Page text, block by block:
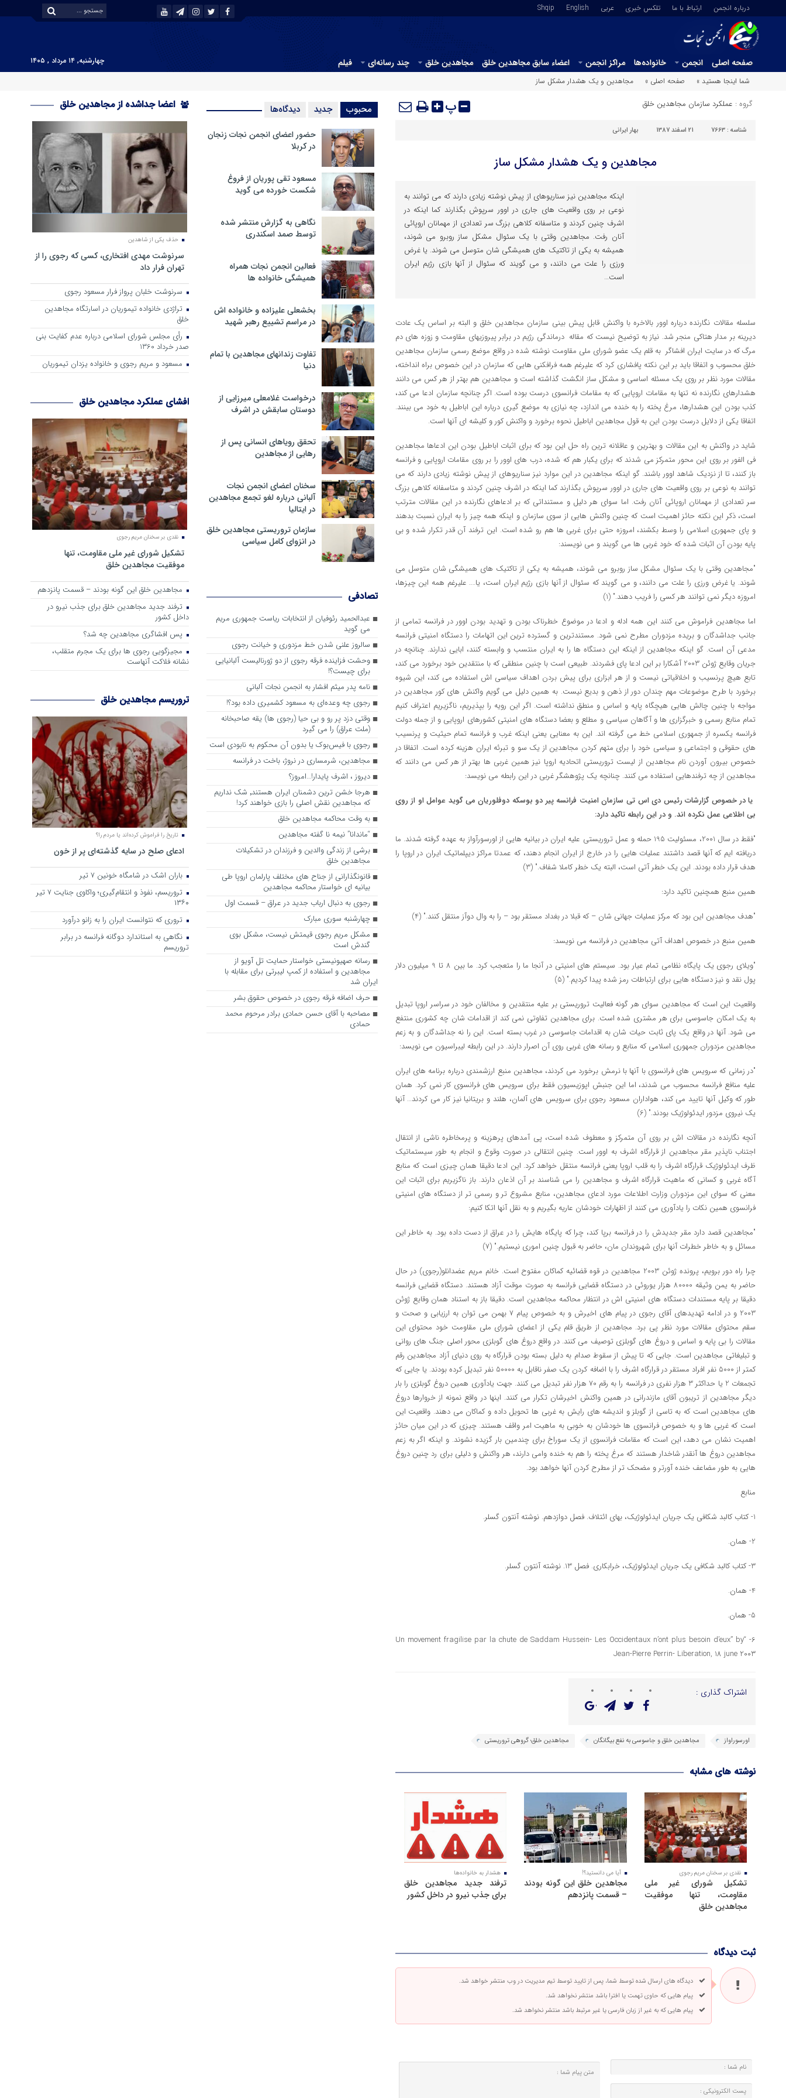
درباره انجمن ارتباط با ما تلکس خبری عربي English
Shqip
صفحه اصلی انجمن خانواده‌ها مراکز انجمن اعضاء سابق مجاهدین خلق مجاهدین خلق چند رسانه‌ای فیلم
چهارشنبه, ۱۴ مرداد , ۱۴۰۵
شما اینجا هستید »
صفحه اصلی » مجاهدین و یک هشدار مشکل ساز
گروه : عملکرد سازمان مجاهدین خلق پ
شناسه : 7663 21 اسفند 1387 بهار ایرانی
مجاهدین و یک هشدار مشکل ساز
اینکه مجاهدین نیز سناریوهای از پیش نوشته زیادی دارند که می توانند به
نوعی بر روی واقعیت های جاری در اوور سرپوش بگذارند کما اینکه در
اشرف چنین کردند و متاسفانه کلاهی بزرگ سر تعدادی از مهمانان اروپائی
آنان رفت. مجاهدین وقتی با یک سئوال مشکل ساز روبرو می شوند،
همیشه به یکی از تاکتیک های همیشگی شان متوسل می شوند. یا غرض
ورزی را علت می دانند، ‌و می گویند که سئوال از آنها بازی رژیم ایران
است…
سلسله مقالات نگارنده درباره اوور بالاخره با واکنش قابل پیش بینی سازمان مجاهدین خلق و البته بر اساس یک عادت
دیرینه بر مدار هتاکی منجر شد. نیاز به توضیح نیست که مقاله درماندگی رژیم در برابر پیروزیهای مقاومت و زوزه های دم
مرگ که در سایت ایران افشاگر به قلم یک عضو شورای ملی مقاومت نوشته شده در واقع موضع رسمی سازمان مجاهدین
خلق محسوب و اتفاقا باید بر این نکته پافشاری کرد که علیرغم همه فرافکنی هایی که سازمان در این خصوص براه انداخته،
مقالات مورد نظر بر روی یک مسئله اساسی و مشکل ساز انگشت گذاشته است و مجاهدین هم بهتر از هر کس می دانند
هشدارهای نگارنده نه تنها به مقامات اروپایی که به مقامات فرانسوی درست بوده است. اگر چنانچه سازمان ادعا می کند،
کذب بودن این هشدارها، مرغ پخته را به خنده می اندازد، چه نیازی به موضع گیری درباره این اباطیل به خود می بینند.
اتفاقا یکی از دلایل درست بودن این به قول مجاهدین اباطیل نحوه برخورد و واکنش کور و کلیشه ای آنها است.
شاید در واکنش به این مقالات و بهترین و عاقلانه ترین راه حل این بود که برای اثبات اباطیل بودن این ادعاها مجاهدین
فی الفور بر روی این محور متمرکز می شدند که برای یکبار هم که شده، درب های اوور را بر روی مقامات اروپایی و فرانسه
باز کنند، تا از نزدیک شاهد اوور باشند. گو اینکه مجاهدین در این موارد نیز سناریوهای از پیش نوشته زیادی دارند که می
توانند به نوعی بر روی واقعیت های جاری در اوور سرپوش بگذارند کما اینکه در اشرف چنین کردند و متاسفانه کلاهی بزرگ
سر تعدادی از مهمانان اروپائی آنان رفت. اما سوای هر دلیل و مستنداتی که بر ادعاهای نگارنده در این مقالات مترتب
است، ذکر این نکته حائز اهمیت است که چنین واکنش هایی از سوی سازمان و اینکه همه چیز را به ایران نسبت بدهند
و پای جمهوری اسلامی را وسط بکشند، امروزه حتی برای غربی ها هم رو شده است. این ترفند آن قدر تکرار شده و بی
پایه بودن آن اثبات شده که خود غربی ها می گویند و می نویسند:
"مجاهدین وقتی با یک سئوال مشکل ساز روبرو می شوند، همیشه به یکی از تاکتیک های همیشگی شان متوسل می
شوند. یا غرض ورزی را علت می دانند، ‌و می گویند که سئوال از آنها بازی رژیم ایران است، یا…. علیرغم همه این چیزها،
امروزه دیگر نمی توانند هر کسی را فریب دهند." (1)
اما مجاهدین فراموش می کنند این همه ادله و ادعا در موضوع خطرناک بودن و تهدید بودن اوور در فرانسه تمامی از
جانب جداشدگان و بریده مزدوران مطرح نمی شود. مستندترین و گسترده ترین این اتهامات را دستگاه امنیتی فرانسه
مدعی آن است. گو اینکه مجاهدین از اینکه این دستگاه ها را به ایران منتسب و وابسته کنند، ابایی ندارند. چنانچه در
جریان وقایع ژوئن 2003 آشکارا بر این ادعا پای فشردند. طبیعی است با چنین منطقی که با منتقدین خود برخورد می کند،
تابع هیچ پرنسیب و اخلاقیاتی نیست و از هر ابزاری برای پیش بردن اهداف سیاسی اش استفاده می کند، این شیوه
برخورد با طرح موضوعات مهم چندان دور از ذهن و بدیع نیست. به همین دلیل می گویم واکنش های کور مجاهدین در
مواجه با چنین چالش هایی هیچگاه پایه و اساس و منطق نداشته است. اگر این رویه را بپذیریم، ناگزیریم اعتراف کنیم
تمام منابع رسمی و خبرگزاری ها و آگاهان سیاسی و مطلع و بعضا دستگاه های امنیتی کشورهای اروپایی و از جمله دولت
فرانسه یکسره از جمهوری اسلامی خط می گرفته اند. این به معنایی یعنی اینکه غرب و فرانسه تمام حیثیت و پرنسیب
های حقوقی و اجتماعی و سیاسی خود را برای متهم کردن مجاهدین از یک سو و تبرئه ایران هزینه کرده است. اتفاقا در
خصوص بیرون آوردن نام مجاهدین از لیست تروریستی اتحادیه اروپا نیز همین غربی ها بهتر از هر کس می دانند که
مجاهدین از چه ترفندهایی استفاده می کنند. چنانچه یک پژوهشگر غربی در این رابطه می نویسد:
یا در خصوص گزارشات رئیس دی اس تی سازمان امنیت فرانسه پیر دو بوسکه دوفلوریان می گوید عوامل او از روی
بی اطلاعی عمل نکرده اند. و در این رابطه تاکید دارد:
"فقط در سال 2001، مسئولیت 195 حمله و عمل تروریستی علیه ایران در بیانیه هایی از اورسورآواز به عهده گرفته شدند. ما
دریافته ایم که آنها قصد داشتند عملیات هایی را در خارج از ایران انجام دهند،‌ که عمدتا مراکز دیپلماتیک ایران در اروپا را
هدف قرار داده بودند. این یک خطر آتی است، البته یک خطر کاملا شفاف." (3)
همین منبع همچنین تاکید دارد:
"هدف مجاهدین این بود که مرکز عملیات جهانی شان – که قبلا در بغداد مستقر بود – را به وال دوآز منتقل کنند." (4)
همین منبع در خصوص اهداف آتی مجاهدین در فرانسه می نویسد:
"ویلای رجوی یک پایگاه نظامی تمام عیار بود. سیستم های امنیتی در آنجا ما را متعجب کرد. ما بین 8 تا 9 میلیون دلار
پول نقد و نیز دستگاه هایی برای ارتباطات رمز شده پیدا کردیم." (5)
واقعیت این است که مجاهدین سوای هر گونه فعالیت تروریستی بر علیه منتقدین و مخالفان خود در سراسر اروپا تبدیل
به یک امکان جاسوسی برای هر مشتری شده است. برای مجاهدین تفاوتی نمی کند از اقدامات شان چه کشوری منتفع
می شود. آنها در واقع یک پای ثابت حیات شان به اقدامات جاسوسی در غرب بسته است. این را نه جداشدگان و به زعم
مجاهدین مزدوران جمهوری اسلامی که منابع و رسانه های غربی روی آن اصرار دارند. در این رابطه لیبراسیون می نویسد:
"در زمانی که سرویس های فرانسوی با آنها با نرمش برخورد می کردند، مجاهدین منبع ارزشمندی درباره برنامه های ایران
علیه منافع فرانسه محسوب می شدند، اما این جنبش اپوزیسیون فقط برای سرویس های فرانسوی کار نمی کرد. همان
طور که وکیل آنها تایید می کند، هواداران مسعود رجوی برای سرویس های آلمان، هلند و بریتانیا نیز کار می کردند… آنها
یک نیروی مزدور ایدئولوژیک بودند." (6)
آنچه نگارنده در مقالات اش بر روی آن متمرکز و معطوف شده است، پی آمدهای پرهزینه و پرمخاطره ناشی از انتقال
اجتناب ناپذیر مقر مجاهدین از قرارگاه اشرف به اوور است. چنین انتقالی در صورت وقوع و انجام به طور سیستماتیک
ظرف ایدئولوژیک قرارگاه اشرف را به قلب اروپا یعنی فرانسه منتقل خواهد کرد. این ادعا دقیقا همان چیزی است که منابع
آگاه غربی و کسانی که ماهیت قرارگاه اشرف و مجاهدین را می شناسند بر آن اذعان دارند. باز ناگزیریم برای اثبات این
معنی که سوای این مزدوران وزارت اطلاعات مورد ادعای مجاهدین، منابع مشروع تر و رسمی تر از دستگاه های امنیتی
فرانسوی همین نکات را یادآوری می کنند از اظهارات خودشان عاریه بگیریم و به نقل آنها اتکا کنیم:
"مجاهدین قصد دارد مقر جدیدش را در فرانسه برپا کند، چرا که پایگاه هایش را در عراق از دست داده بود. به خاطر این
مسائل و به خاطر خطرات آنها برای شهروندان مان، حاضر به قبول چنین اموری نیستیم." (7)
چرا راه دور برویم، پرونده ژوئن 2003 مجاهدین در قوه قضائیه کماکان مفتوح است. خانم مریم عضدانلو(رجوی) در حال
حاضر به یمن وثیقه 80000 هزار یوروئی در دستگاه قضایی فرانسه به صورت موقت آزاد هستند. دستگاه قضایی فرانسه
دقیقا بر پایه مستندات دستگاه های امنیتی اش در انتظار محاکمه مجاهدین است. دقیقا باز به استناد همان وقایع ژوئن
2003 و در ادامه تهدیدهای آقای رجوی در پیام های اخیرش و به خصوص پیام 7 بهمن می توان به ارزیابی و صحت و
سقم محتوای مقالات مورد نظر پی برد. مجاهدین از طریق قلم یکی از اعضای شورای ملی مقاومت خود محتوای این
مقالات را بی پایه و اساس و دروغ های گوبلزی توصیف می کنند. در واقع دروغ های گوبلزی محور اصلی جنگ های روانی
و تبلیغاتی مجاهدین است. جایی که تا پیش از سقوط صدام به دلیل بسته بودن قرارگاه به روی دنیای آزاد مجاهدین رقم
کمتر از 5000 نفر افراد مستقر در قرارگاه اشرف را با اضافه کردن یک صفر ناقابل به 50000 نفر تبدیل کرده بودند. یا جایی که
تجمعات 2 یا حداکثر 3 هزار نفری در فرانسه را به رقم 70 هزار نفر تبدیل می کنند. جهت یادآوری همین دروغ گوبلزی را بار
دیگر مجاهدین از تریبون آقای مازندرانی در همین واکنش اخیرشان تکرار می کنند. اینها در واقع نمونه از خروارها دروغ
های مجاهدین است که به تاسی از گوبلز و اندیشه های رایش به غربی ها تحویل داده و کماکان می دهند. واقعیت این
است که غربی ها و به خصوص فرانسوی ها خودشان به خوبی به ماهیت امر واقف هستند. چیزی که در این میان حائز
اهمیت نشان می دهد، این است که مقامات فرانسوی از یک سوراخ برای چندمین بار گزیده نشوند. و اینکه اگر به زعم
مجاهدین دروغ ها آنقدر شاخدار هستند که مرغ پخته را هم به خنده وامی دارند، هر واکنش و دلیلی برای رد چنین دروغ
هایی به طور مضاعف خنده آورتر و مضحک تر از مطرح کردن آنها خواهد بود.
منابع
1- کتاب کالبد شکافی یک جریان ایدئولوژیک، بهای ائتلاف. فصل دوازدهم. نوشته آنتون گسلر.
2- همان.
3- کتاب کالبد شکافی یک جریان ایدئولوژیک، خرابکاری. فصل 13. نوشته آنتون گسلر.
4- همان.
5- همان.
6- “Un movement fragilise par la chute de Saddam Hussein- Les Occidentaux n’ont plus besoin d’eux” by
Jean-Pierre Perrin- Liberation, 18 june 2003
اشتراک گذاری :
اورسوراواز مجاهدین خلق و جاسوسی به نفع بیگانگان مجاهدین خلق؛ گروهی تروریستی
نوشته های مشابه
نقدی بر سخنان مریم رجوی
تشکیل شورای غیر ملی
مقاومت، تنها موفقیت
مجاهدین خلق
آیا می دانستید؟!
مجاهدین خلق این گونه بودند
– قسمت پانزدهم
هشدار به خانواده‌ها
ترفند جدید مجاهدین خلق
برای جذب نیرو در داخل کشور
ثبت دیدگاه
دیدگاه های ارسال شده توسط شما، پس از تایید توسط تیم مدیریت در وب منتشر خواهد شد.
پیام هایی که حاوی تهمت یا افترا باشد منتشر نخواهد شد.
پیام هایی که به غیر از زبان فارسی یا غیر مرتبط باشد منتشر نخواهد شد.
محبوب جدید دیدگاه‌ها
حضور اعضای انجمن نجات زنجان
در کربلا
مسعود تقی پوریان از فروغ
شکست خورده می گوید
نگاهی به گزارش منتشر شده
توسط صمد اسکندری
فعالین انجمن نجات همراه
همیشگی خانواده ها
بخشعلی علیزاده و خانواده اش
در مراسم تشییع رهبر شهید
تفاوت زندانهای مجاهدین با تمام
دنیا
درخواست غلامعلی میرزایی از
دوستان سابقش در اشرف
تحقق رویاهای انسانی پس از
رهایی از مجاهدین
سخنان اعضای انجمن نجات
آلبانی درباره لغو تجمع مجاهدین
در ایتالیا
سازمان تروریستی مجاهدین خلق
در انزوای کامل سیاسی
تصادفی
عبدالحمید رئوفیان از انتخابات ریاست جمهوری مریم
می گوید
سالروز علنی شدن خط مزدوری و خیانت رجوی
وحشت فزاینده فرقه رجوی از دو ژورنالیست آلبانیایی
برای چیست؟!
نامه پدر میثم افشار به انجمن نجات آلبانی
رجوی چه وعده‌ای به مسعود کشمیری داده بود؟!
وقتی دزد پر رو و بی حیا (رجوی ها) یقه صاحبخانه
(ملت عراق) را می گیرد
رجوی با فیس‌بوک یا بدون آن محکوم به نابودی است
مجاهدین، شرم‎ساری در نروژ، باخت در فرانسه
ديروز ، اشرف پايدار!…امروز؟
هرجا خشن ترین دشمنان ایران هستند٬ شک نداریم
که مجاهدین نقش اصلی را بازی خواهند کرد!
به وقت محاکمه مجاهدین خلق
“ماندانا” نیمه نا گفته مجاهدین
برشی از زندگی والدین و فرزندان در تشکیلات
مجاهدین خلق
قانونگذارانی از جناح های مختلف پارلمان اروپا طی
بیانیه ای خواستار محاکمه مجاهدین
رجوی به دنبال ارباب جدید در عراق – قسمت اول
چهارشنبه سوری مبارک
مشکل مریم رجوی قیمتش نیست، مشکل بوی
گندش است
رسانه صهیونیستی خواستار حمایت تل آویو از
مجاهدین و استفاده از کمپ لیبرتی برای مقابله با
ایران شد
حرف اضافه فرقه رجوی در خصوص حقوق بشر
مصاحبه با آقای حسن حمادی برادر مرحوم محمد
حمادی
اعضا جداشده از مجاهدین خلق
حذف یکی از شاهدین
سرنوشت مهدی افتخاری، کسی که رجوی را از
تهران فرار داد
سرنوشت خلبان پرواز فرار مسعود رجوی
تراژدی خانواده تیموریان در اسارتگاه مجاهدین
خلق
رأی مجلس شورای اسلامی درباره عدم كفایت بنی
صدر خرداد 1360
مسعود و مریم رجوی و خانواده یزدان تیموریان
افشای عملکرد مجاهدین خلق
نقدی بر سخنان مریم رجوی
تشکیل شورای غیر ملی مقاومت، تنها
موفقیت مجاهدین خلق
مجاهدین خلق این گونه بودند – قسمت پانزدهم
ترفند جدید مجاهدین خلق برای جذب نیرو در
داخل کشور
پس افشاگری مجاهدین چه شد؟
مجیزگویی رجوی ها برای یک مجرم متقلب،
نشانه فلاکت آنهاست
تروریسم مجاهدین خلق
تاریخ را فراموش کرده‌اند یا مردم را؟
ادعای صلح در سایه گذشته‌ای پر از خون
باران اشک در شامگاه خونین 7 تیر
تروریسم، نفوذ و انتقام‌گیری؛ واکاوی جنایت ۷ تیر
۱۳۶۰
تروری که نتوانست ایران را به زانو درآورد
نگاهی به استاندارد دوگانه فرانسه در برابر
تروریسم